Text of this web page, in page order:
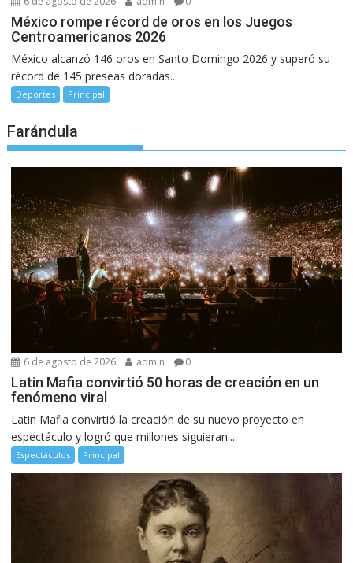
México rompe récord de oros en los Juegos
Centroamericanos 2026
México alcanzó 146 oros en Santo Domingo 2026 y superó su
récord de 145 preseas doradas...
Deportes Principal
Farándula
6 de agosto de 2026 admin 0
Latin Mafia convirtió 50 horas de creación en un
fenómeno viral
Latin Mafia convirtió la creación de su nuevo proyecto en
espectáculo y logró que millones siguieran...
Espectáculos Principal